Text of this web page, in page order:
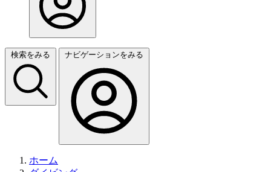
検索をみる ナビゲーションをみる
ホーム